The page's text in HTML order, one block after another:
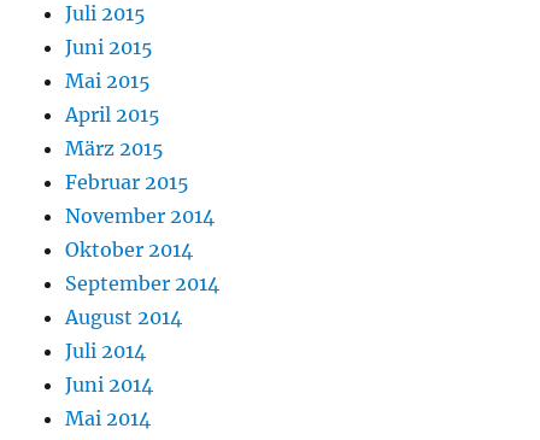
Juli 2015
Juni 2015
Mai 2015
April 2015
März 2015
Februar 2015
November 2014
Oktober 2014
September 2014
August 2014
Juli 2014
Juni 2014
Mai 2014